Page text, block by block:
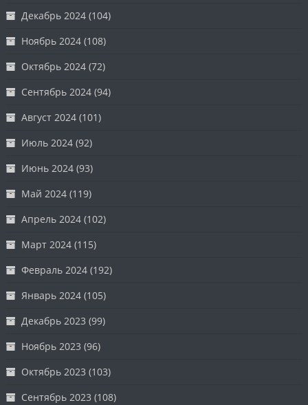
Декабрь 2024 (104)
Ноябрь 2024 (108)
Октябрь 2024 (72)
Сентябрь 2024 (94)
Август 2024 (101)
Июль 2024 (92)
Июнь 2024 (93)
Май 2024 (119)
Апрель 2024 (102)
Март 2024 (115)
Февраль 2024 (192)
Январь 2024 (105)
Декабрь 2023 (99)
Ноябрь 2023 (96)
Октябрь 2023 (103)
Сентябрь 2023 (108)